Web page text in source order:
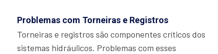
Problemas com Torneiras e Registros
Torneiras e registros são componentes críticos dos
sistemas hidráulicos. Problemas com esses